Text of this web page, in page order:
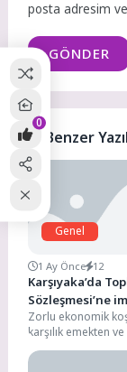
posta adresim
GÖNDER
Benzer
Genel
1 Ay Önce 12
Karşıyaka’da
Sözleşmesi’ne
Zorlu ekonomik
karşılık emekten
yana yönetim
çalışmalarını
0